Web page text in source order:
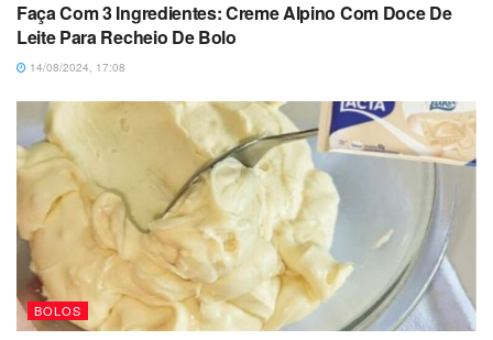
Faça Com 3 Ingredientes: Creme Alpino Com Doce De
Leite Para Recheio De Bolo
14/08/2024, 17:08
BOLOS